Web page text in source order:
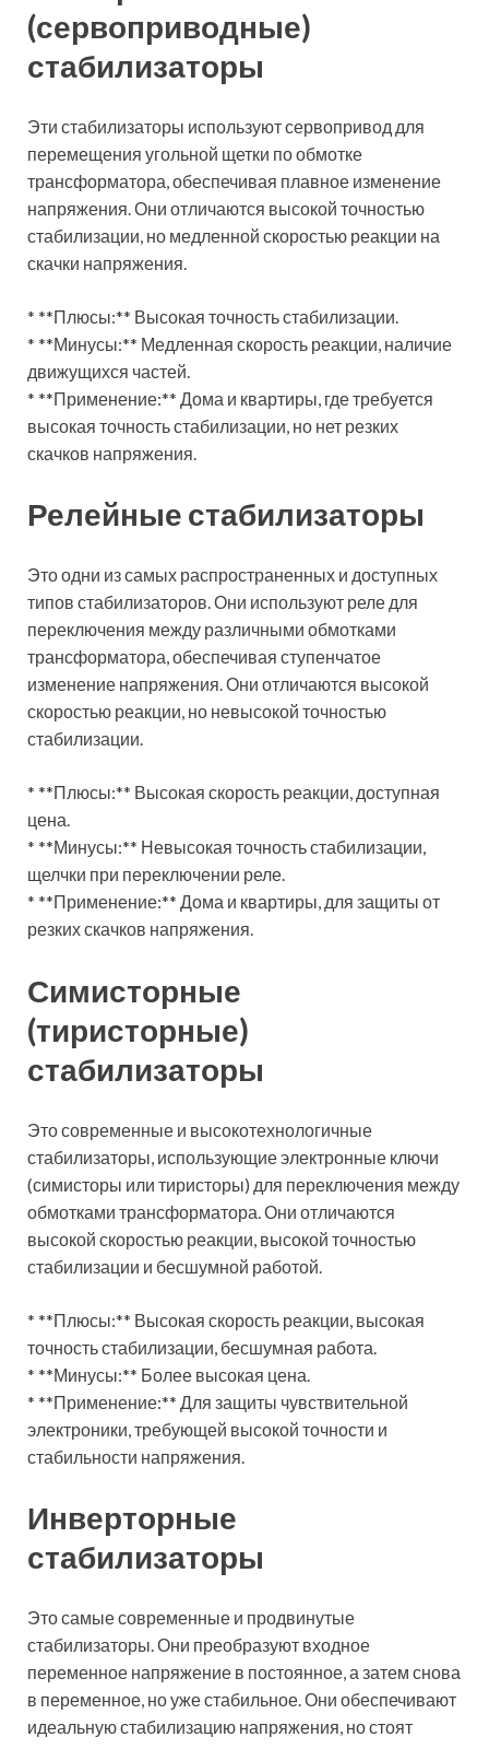
(сервоприводные)
стабилизаторы
Эти стабилизаторы используют сервопривод для
перемещения угольной щетки по обмотке
трансформатора, обеспечивая плавное изменение
напряжения. Они отличаются высокой точностью
стабилизации, но медленной скоростью реакции на
скачки напряжения.
* **Плюсы:** Высокая точность стабилизации.
* **Минусы:** Медленная скорость реакции, наличие
движущихся частей.
* **Применение:** Дома и квартиры, где требуется
высокая точность стабилизации, но нет резких
скачков напряжения.
Релейные стабилизаторы
Это одни из самых распространенных и доступных
типов стабилизаторов. Они используют реле для
переключения между различными обмотками
трансформатора, обеспечивая ступенчатое
изменение напряжения. Они отличаются высокой
скоростью реакции, но невысокой точностью
стабилизации.
* **Плюсы:** Высокая скорость реакции, доступная
цена.
* **Минусы:** Невысокая точность стабилизации,
щелчки при переключении реле.
* **Применение:** Дома и квартиры, для защиты от
резких скачков напряжения.
Симисторные
(тиристорные)
стабилизаторы
Это современные и высокотехнологичные
стабилизаторы, использующие электронные ключи
(симисторы или тиристоры) для переключения между
обмотками трансформатора. Они отличаются
высокой скоростью реакции, высокой точностью
стабилизации и бесшумной работой.
* **Плюсы:** Высокая скорость реакции, высокая
точность стабилизации, бесшумная работа.
* **Минусы:** Более высокая цена.
* **Применение:** Для защиты чувствительной
электроники, требующей высокой точности и
стабильности напряжения.
Инверторные
стабилизаторы
Это самые современные и продвинутые
стабилизаторы. Они преобразуют входное
переменное напряжение в постоянное, а затем снова
в переменное, но уже стабильное. Они обеспечивают
идеальную стабилизацию напряжения, но стоят